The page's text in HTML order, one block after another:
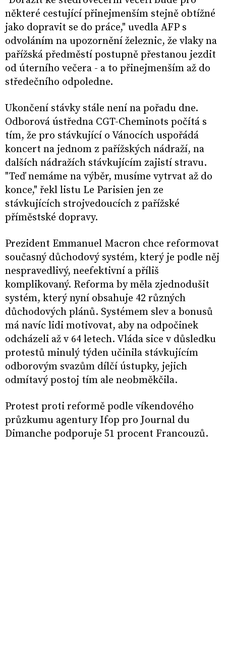
některé cestující přinejmenším stejně obtížné
jako dopravit se do práce," uvedla AFP s
odvoláním na upozornění železnic, že vlaky na
pařížská předměstí postupně přestanou jezdit
od úterního večera - a to přinejmenším až do
středečního odpoledne.
Ukončení stávky stále není na pořadu dne.
Odborová ústředna CGT-Cheminots počítá s
tím, že pro stávkující o Vánocích uspořádá
koncert na jednom z pařížských nádraží, na
dalších nádražích stávkujícím zajistí stravu.
"Teď nemáme na výběr, musíme vytrvat až do
konce," řekl listu Le Parisien jen ze
stávkujících strojvedoucích z pařížské
příměstské dopravy.
Prezident Emmanuel Macron chce reformovat
současný důchodový systém, který je podle něj
nespravedlivý, neefektivní a příliš
komplikovaný. Reforma by měla zjednodušit
systém, který nyní obsahuje 42 různých
důchodových plánů. Systémem slev a bonusů
má navíc lidi motivovat, aby na odpočinek
odcházeli až v 64 letech. Vláda sice v důsledku
protestů minulý týden učinila stávkujícím
odborovým svazům dílčí ústupky, jejich
odmítavý postoj tím ale neobměkčila.
Protest proti reformě podle víkendového
průzkumu agentury Ifop pro Journal du
Dimanche podporuje 51 procent Francouzů.